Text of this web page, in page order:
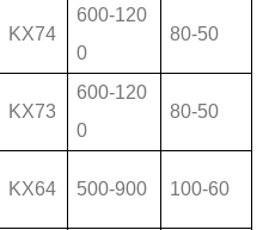
KX74
600-120
0
80-50
KX73
600-120
0
80-50
KX64 500-900 100-60